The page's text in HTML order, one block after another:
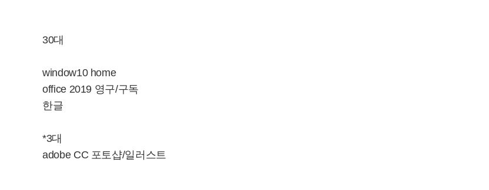
30대
window10 home
office 2019 영구/구독
한글
*3대
adobe CC 포토샵/일러스트